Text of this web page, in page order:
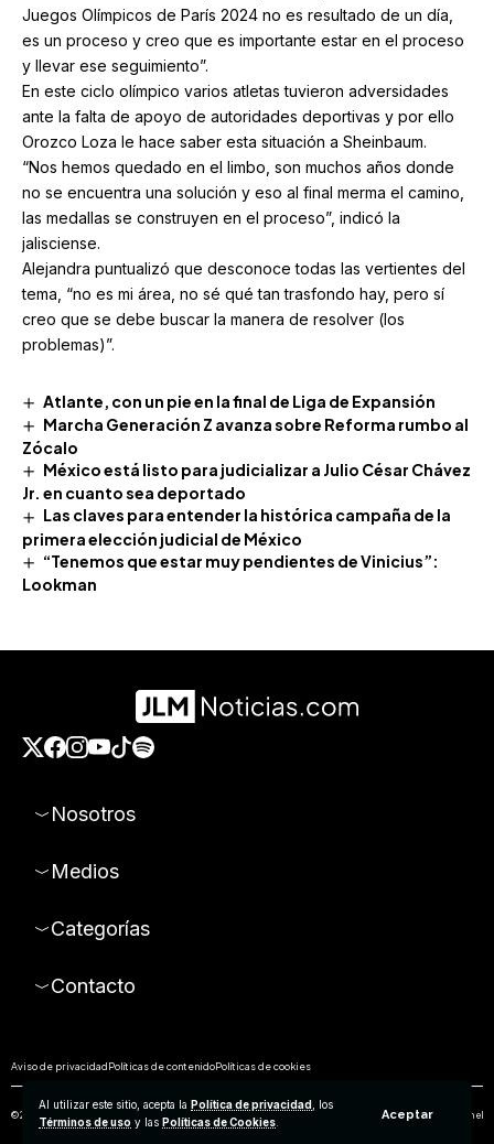
Al utilizar este sitio, acepta la Política de privacidad
, los
Términos de uso y las Políticas de Cookies
Aceptar
Juegos Olímpicos de París 2024 no es resultado de un día,
es un proceso y creo que es importante estar en el proceso
y llevar ese seguimiento”.
En este ciclo olímpico varios atletas tuvieron adversidades
ante la falta de apoyo de autoridades deportivas y por ello
Orozco Loza le hace saber esta situación a Sheinbaum.
“Nos hemos quedado en el limbo, son muchos años donde
no se encuentra una solución y eso al final merma el camino,
las medallas se construyen en el proceso”, indicó la
jalisciense.
Alejandra puntualizó que desconoce todas las vertientes del
tema, “no es mi área, no sé qué tan trasfondo hay, pero sí
creo que se debe buscar la manera de resolver (los
problemas)”.
Atlante, con un pie en la final de Liga de Expansión
Marcha Generación Z avanza sobre Reforma rumbo al
Zócalo
México está listo para judicializar a Julio César Chávez
Jr. en cuanto sea deportado
Las claves para entender la histórica campaña de la
primera elección judicial de México
“Tenemos que estar muy pendientes de Vinicius”:
Lookman
Nosotros
Medios
Categorías
Contacto
Aviso de privacidadPolíticas de contenidoPolíticas de cookies
© 2026 Todos los derechos reservados. Prohibida la reproducción parcial o total de los contenidos de este sitio sin el
permiso expreso de Empresa Editorial de Aguascalientes S.A de C.V